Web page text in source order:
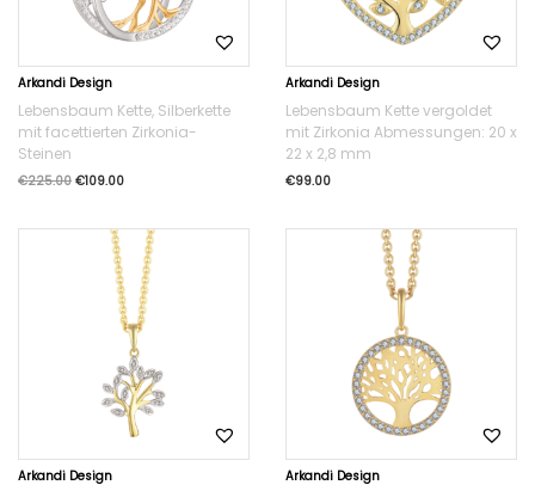
Arkandi Design
Lebensbaum Kette, Silberkette
mit facettierten Zirkonia-
Steinen
€225.00 €109.00
Arkandi Design
Lebensbaum Kette vergoldet
mit Zirkonia Abmessungen: 20 x
22 x 2,8 mm
€99.00
Arkandi Design Arkandi Design